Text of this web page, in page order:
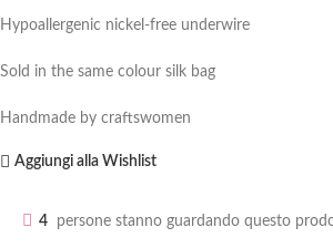
Hypoallergenic nickel-free underwire
Sold in the same colour silk bag
Handmade by craftswomen
Aggiungi alla Wishlist
4 persone stanno guardando questo